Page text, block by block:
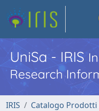
UniSa - IRIS
Research
IRIS
Catalogo Prodotti